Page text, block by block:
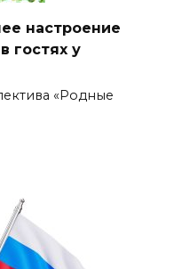
настроение
гостях у
«Родные